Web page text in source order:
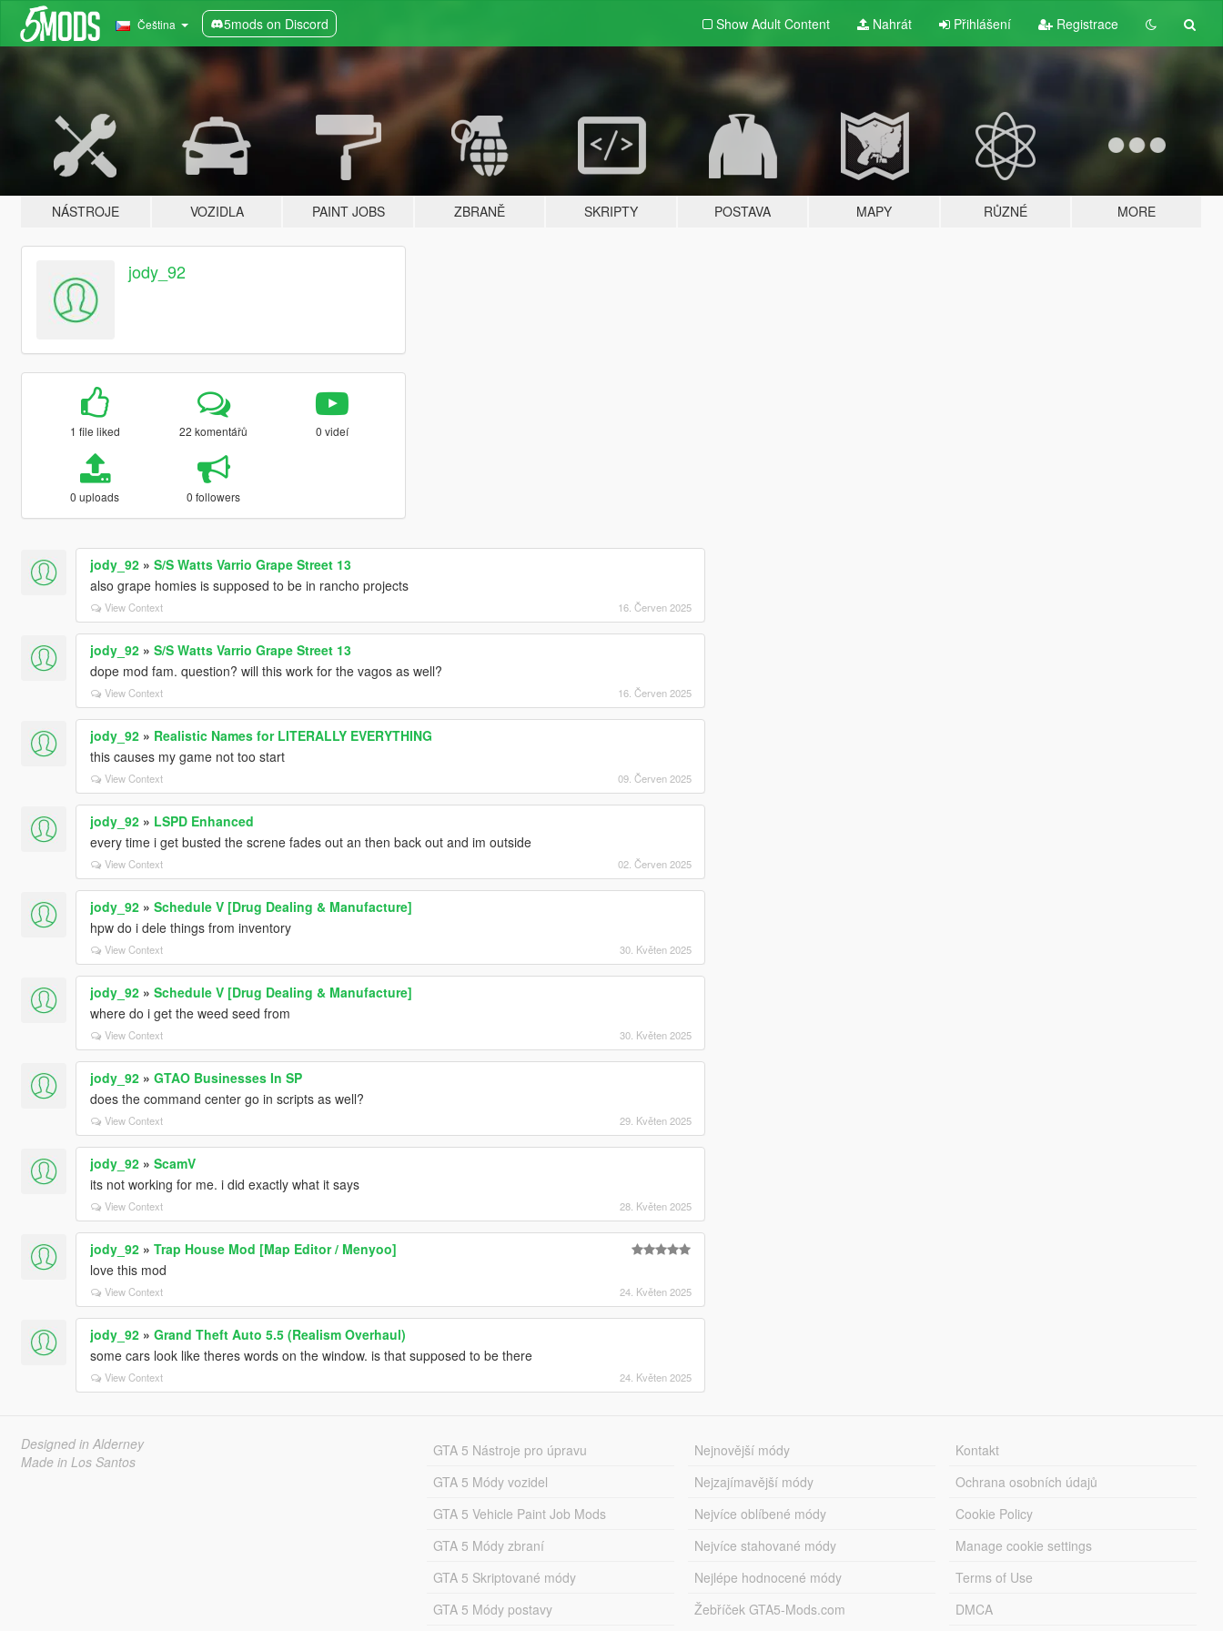
Čeština 5mods on Discord Show Adult Content Nahrát Přihlášení Registrace
NÁSTROJE VOZIDLA PAINT JOBS ZBRANĚ SKRIPTY POSTAVA MAPY RŮZNÉ MORE
jody_92
1 file liked 22 komentářů 0 videí
0 uploads 0 followers
jody_92» S/S Watts Varrio Grape Street 13
also grape homies is supposed to be in rancho projects
View Context 16. Červen 2025
jody_92» S/S Watts Varrio Grape Street 13
dope mod fam. question? will this work for the vagos as well?
View Context 16. Červen 2025
jody_92» Realistic Names for LITERALLY EVERYTHING
this causes my game not too start
View Context 09. Červen 2025
jody_92» LSPD Enhanced
every time i get busted the screne fades out an then back out and im outside
View Context 02. Červen 2025
jody_92» Schedule V [Drug Dealing & Manufacture]
hpw do i dele things from inventory
View Context 30. Květen 2025
jody_92» Schedule V [Drug Dealing & Manufacture]
where do i get the weed seed from
View Context 30. Květen 2025
jody_92» GTAO Businesses In SP
does the command center go in scripts as well?
View Context 29. Květen 2025
jody_92» ScamV
its not working for me. i did exactly what it says
View Context 28. Květen 2025
jody_92» Trap House Mod [Map Editor / Menyoo]
love this mod
View Context 24. Květen 2025
jody_92» Grand Theft Auto 5.5 (Realism Overhaul)
some cars look like theres words on the window. is that supposed to be there
View Context 24. Květen 2025
Designed in Alderney
Made in Los Santos
GTA 5 Nástroje pro úpravu
GTA 5 Módy vozidel
GTA 5 Vehicle Paint Job Mods
GTA 5 Módy zbraní
GTA 5 Skriptované módy
GTA 5 Módy postavy
Nejnovější módy
Nejzajímavější módy
Nejvíce oblíbené módy
Nejvíce stahované módy
Nejlépe hodnocené módy
Žebříček GTA5-Mods.com
Kontakt
Ochrana osobních údajů
Cookie Policy
Manage cookie settings
Terms of Use
DMCA